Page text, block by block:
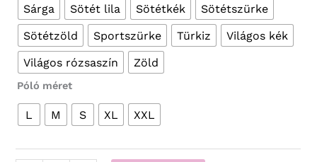
Sárga
Sötét lila Sötétkék
Sötétszürke
Sötétzöld
Sportszürke Türkiz
Világos kék
Világos rózsaszín
Zöld
Póló méret
L M S XL XXL